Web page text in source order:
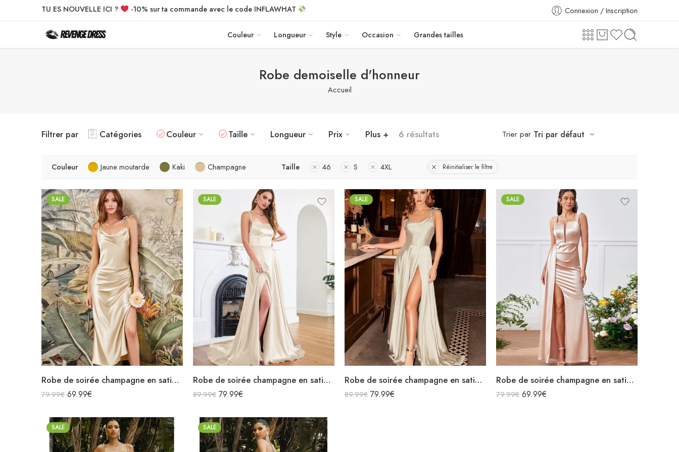
TU ES NOUVELLE ICI ? -10% sur ta commande avec le code INFLAWHAT Connexion / Inscription
Couleur Longueur Style Occasion Grandes tailles
Robe demoiselle d'honneur
Accueil
Filtrer par Catégories Couleur Taille Longueur Prix Plus + 6 résultats Trier par Tri par défaut
Couleur Jaune moutarde Kaki Champagne Taille 46 S 4XL Réinitialiser le filtre
SALE
Robe de soirée champagne en satin col bénitier mi longue fendue à bretelles sans manches
79.99€ 69.99€
SALE
Robe de soirée champagne en satin décolleté carré longue fendue sirène
89.99€ 79.99€
SALE
Robe de soirée champagne en satin fluide col bénitier bretelles longue fendue
89.99€ 79.99€
SALE
Robe de soirée champagne en satin longue fendue à bretelles
79.99€ 69.99€
SALE SALE